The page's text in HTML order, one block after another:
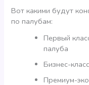
Вот какими будут
по палубам:
Первый
палуба
Бизнес-
Премиум-